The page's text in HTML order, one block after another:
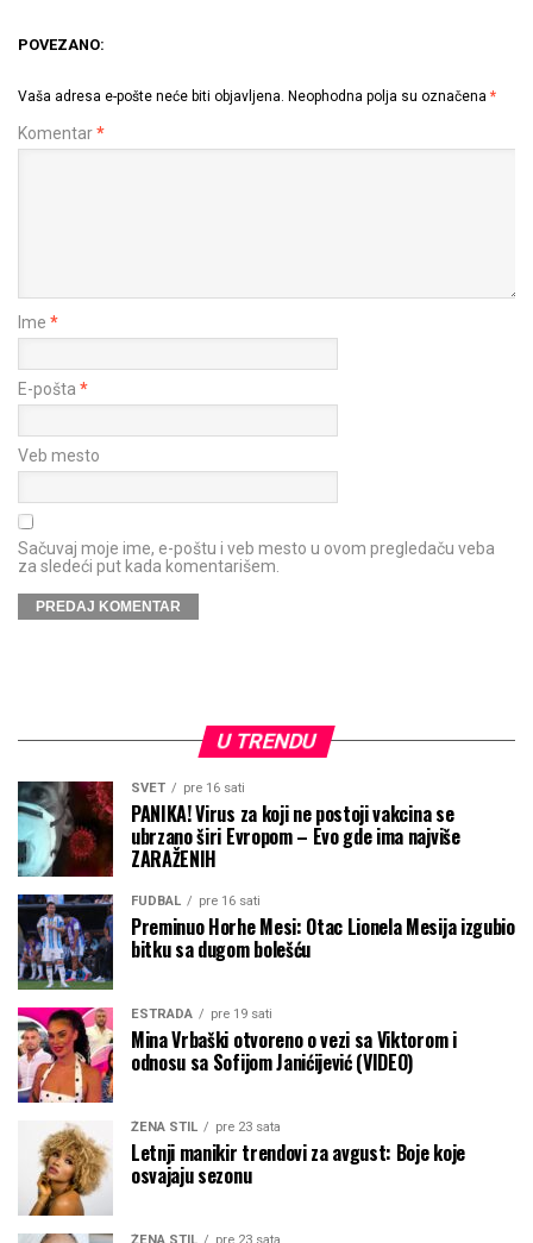
POVEZANO:
Vaša adresa e-pošte neće biti objavljena. Neophodna polja su označena *
Komentar*
Ime *
E-pošta *
Veb mesto
Sačuvaj moje ime, e-poštu i veb mesto u ovom pregledaču veba
za sledeći put kada komentarišem.
U TRENDU
SVET pre 16 sati
PANIKA! Virus za koji ne postoji vakcina se
ubrzano širi Evropom – Evo gde ima najviše
ZARAŽENIH
FUDBAL pre 16 sati
Preminuo Horhe Mesi: Otac Lionela Mesija izgubio
bitku sa dugom bolešću
ESTRADA pre 19 sati
Mina Vrbaški otvoreno o vezi sa Viktorom i
odnosu sa Sofijom Janićijević (VIDEO)
ŽENA STIL pre 23 sata
Letnji manikir trendovi za avgust: Boje koje
osvajaju sezonu
ŽENA STIL pre 23 sata